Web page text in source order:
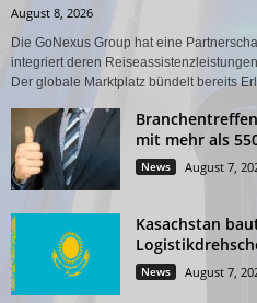
August 8, 2026
Die GoNexus Group hat eine
integriert deren
Der globale Marktplatz bündelt bereits
mit mehr als
News August 7,
Kasachstan
News August 7,